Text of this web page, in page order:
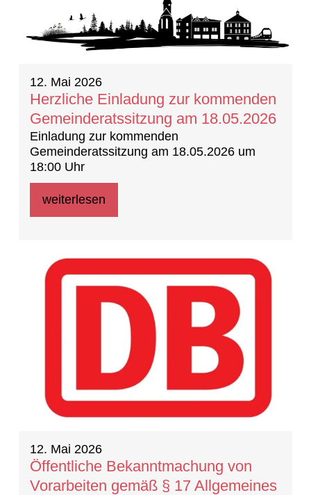
12. Mai 2026
Herzliche Einladung zur kommenden
Gemeinderatssitzung am 18.05.2026
Einladung zur kommenden
Gemeinderatssitzung am 18.05.2026 um
18:00 Uhr
weiterlesen
12. Mai 2026
Öffentliche Bekanntmachung von
Vorarbeiten gemäß § 17 Allgemeines